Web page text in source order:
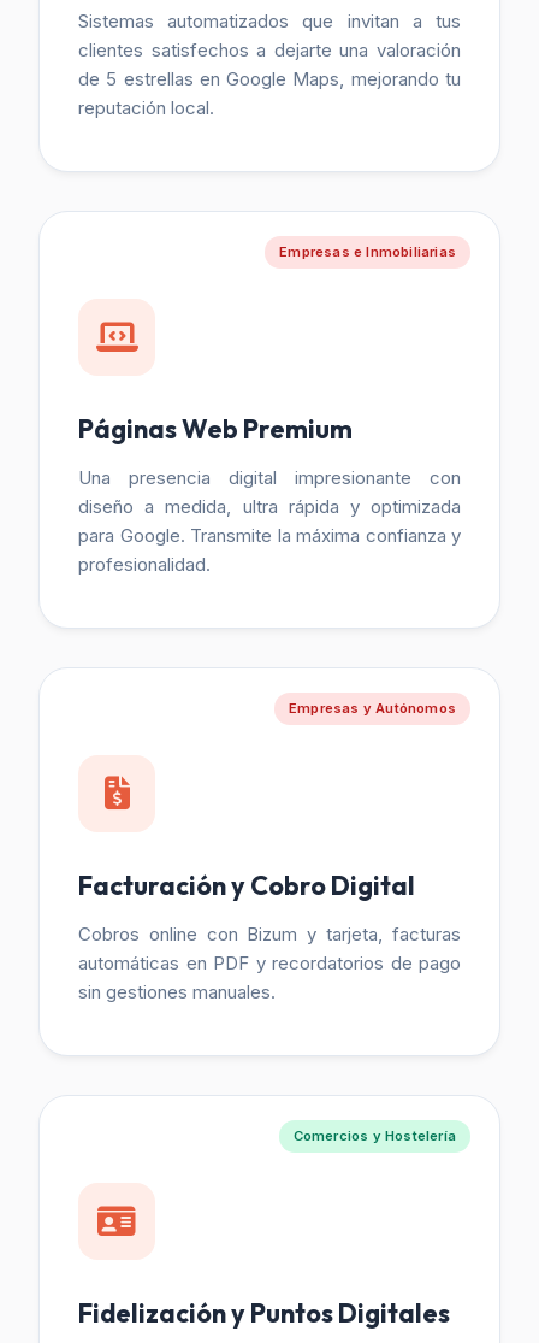
Sistemas automatizados que invitan a tus
clientes satisfechos a dejarte una valoración
de 5 estrellas en Google Maps, mejorando tu
reputación local.
Empresas e Inmobiliarias
Páginas Web Premium
Una presencia digital impresionante con
diseño a medida, ultra rápida y optimizada
para Google. Transmite la máxima confianza y
profesionalidad.
Empresas y Autónomos
Facturación y Cobro Digital
Cobros online con Bizum y tarjeta, facturas
automáticas en PDF y recordatorios de pago
sin gestiones manuales.
Comercios y Hostelería
Fidelización y Puntos Digitales